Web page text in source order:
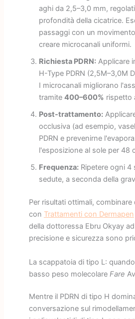
aghi da 2,5–3,0 mm,
profondità della cicatrice.
passaggi con un
creare microcanali uniformi.
Richiesta PDRN:Applicare
H-Type PDRN (2,5M–3,0M
I microcanali migliorano
tramite 400–600% rispetto
Post-trattamento:
occlusiva (ad esempio,
PDRN e prevenirne
l'esposizione al sole per 48
Frequenza:Ripetere ogni 4
sedute, a seconda della
Per risultati ottimali,
con Trattamenti con Dermapen
della dottoressa Ebru Okyay
precisione e sicurezza sono
La scappatoia di tipo L:
basso peso molecolare Fare
Mentre il PDRN di tipo H
conversazione sul